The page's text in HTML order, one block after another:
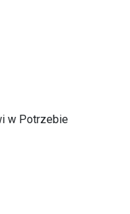
w Potrzebie